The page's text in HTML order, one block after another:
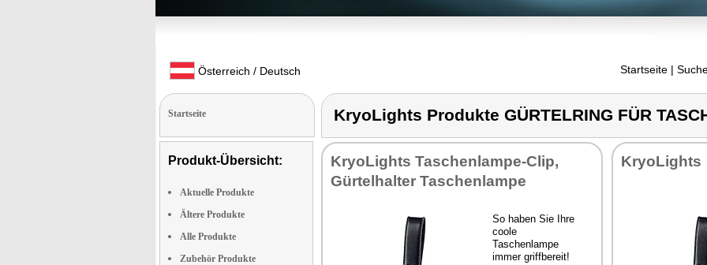
Österreich / Deutsch Startseite |
Startseite
Produkt-Übersicht:
Aktuelle Produkte
Ältere Produkte
Alle Produkte
Zubehör Produkte
KryoLights Produkte GÜRTELRING FÜR
KryoLights Taschenlampe-Clip,
Gürtelhalter Taschenlampe
So haben Sie Ihre
coole
Taschenlampe
immer griffbereit!
KryoLights